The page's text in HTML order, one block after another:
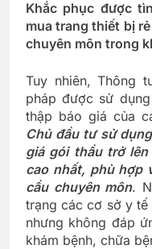
Khắc phục được
mua trang thiết bị
chuyên môn trong
Tuy nhiên, Thông
pháp được sử
thập báo giá của
Chủ đầu tư sử
giá gói thầu trở
cao nhất, phù hợp
cầu chuyên môn.
trạng các cơ sở y tế
nhưng không đáp
khám bệnh, chữa